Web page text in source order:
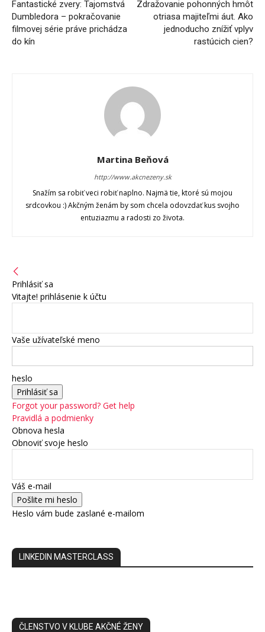
Fantastické zvery: Tajomstvá
Dumbledora – pokračovanie
filmovej série práve prichádza
do kín
Zdražovanie pohonných hmôt
otriasa majiteľmi áut. Ako
jednoducho znížiť vplyv
rastúcich cien?
Martina Beňová
http://www.akcnezeny.sk
Snažím sa robiť veci robiť naplno. Najmä tie, ktoré sú mojou
srdcovkou :) Akčným ženám by som chcela odovzdať kus svojho
entuziazmu a radosti zo života.
Prihlásiť sa
Vitajte! prihlásenie k účtu
Vaše užívateľské meno
heslo
Forgot your password? Get help
Pravidlá a podmienky
Obnova hesla
Obnoviť svoje heslo
Váš e-mail
Heslo vám bude zaslané e-mailom
LINKEDIN MASTERCLASS
ČLENSTVO V KLUBE AKČNÉ ŽENY